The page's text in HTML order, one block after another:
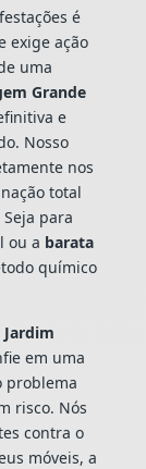
é
exige ação
uma
Grande
e
Nosso
nos
total
para
ou a barata
químico
em uma
problema
risco. Nós
contra o
móveis, a